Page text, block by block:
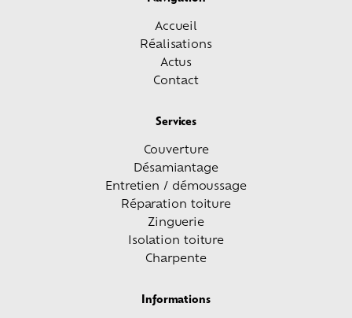
Accueil
Réalisations
Actus
Contact
Services
Couverture
Désamiantage
Entretien / démoussage
Réparation toiture
Zinguerie
Isolation toiture
Charpente
Informations